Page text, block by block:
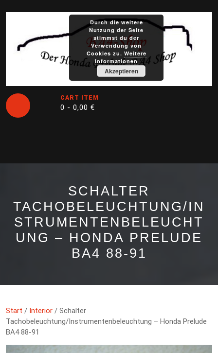
CART ITEM
0 - 0,00 €
Button
SCHALTER
TACHOBELEUCHTUNG/IN
STRUMENTENBELEUCHT
UNG – HONDA PRELUDE
BA4 88-91
Start / Interior / Schalter
Tachobeleuchtung/Instrumentenbeleuchtung – Honda Prelude
BA4 88-91
Durch die weitere
Nutzung der Seite
stimmst du der
Verwendung von
Cookies zu. Weitere
Informationen
Akzeptieren